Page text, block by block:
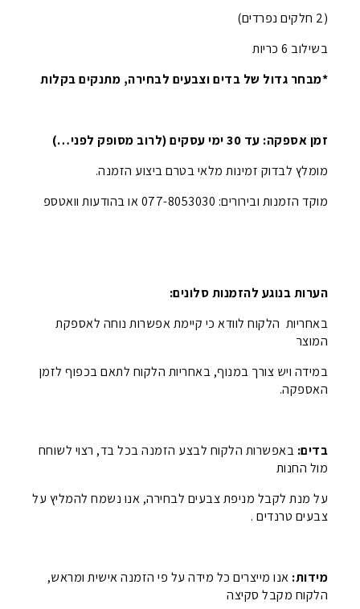
(2 חלקים נפרדים)
בשילוב 6 כריות
*מבחר גדול של בדים וצבעים לבחירה, מתנקים בקלות
זמן אספקה: עד 30 ימי עסקים (לרוב מסופק לפני…)
מומלץ לבדוק זמינות מלאי בטרם ביצוע הזמנה.
מוקד הזמנות ובירורים: 077-8053030 או בהודעות וואטספ
הערות בנוגע להזמנות סלונים:
באחריות הלקוח לוודא כי קיימת אפשרות נוחה לאספקת
המוצר
במידה ויש צורך במנוף, באחריות הלקוח לתאם בכפוף לזמן
האספקה.
בדים: באפשרות הלקוח לבצע הזמנה בכל בד, רצוי לשוחח
מול החנות
על מנת לקבל מניפת צבעים לבחירה, אנו נשמח להמליץ על
צבעים טרנדים .
מידות: אנו מייצרים כל מידה על פי הזמנה אישית ומראש,
הלקוח מקבל סקיצה